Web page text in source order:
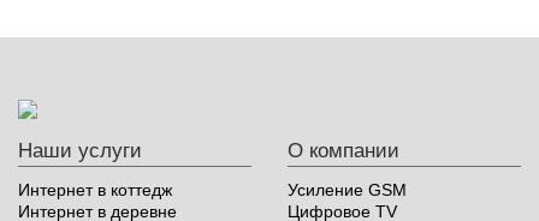
Наши услуги
Интернет в коттедж
Интернет в деревне
О компании
Усиление GSM
Цифровое TV